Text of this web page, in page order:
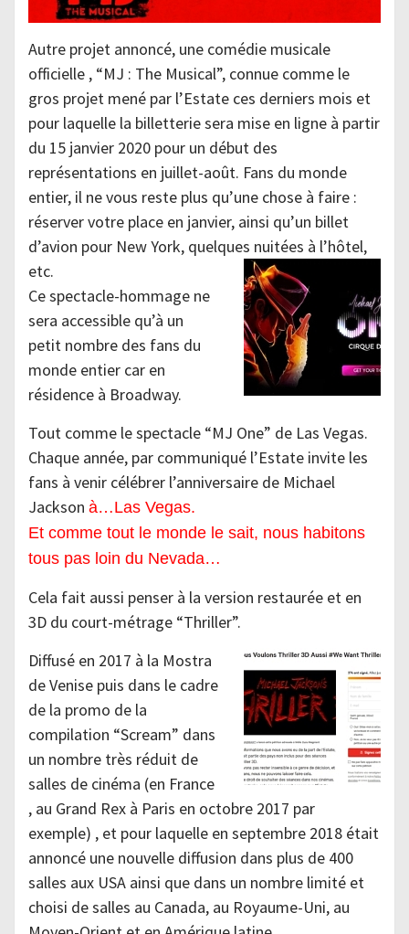
Autre projet annoncé, une comédie musicale
officielle , “MJ : The Musical”, connue comme le
gros projet mené par l’Estate ces derniers mois et
pour laquelle la billetterie sera mise en ligne à partir
du 15 janvier 2020 pour un début des
représentations en juillet-août. Fans du monde
entier, il ne vous reste plus qu’une chose à faire :
réserver votre place en janvier, ainsi qu’un billet
d’avion pour New York, quelques nuitées à l’hôtel,
etc.
Ce spectacle-hommage ne
sera accessible qu’à un
petit nombre des fans du
monde entier car en
résidence à Broadway.
Tout comme le spectacle “MJ One” de Las Vegas.
Chaque année, par communiqué l’Estate invite les
fans à venir célébrer l’anniversaire de Michael
Jackson à…Las Vegas.
Et comme tout le monde le sait, nous habitons
tous pas loin du Nevada…
Cela fait aussi penser à la version restaurée et en
3D du court-métrage “Thriller”.
Diffusé en 2017 à la Mostra
de Venise puis dans le cadre
de la promo de la
compilation “Scream” dans
un nombre très réduit de
salles de cinéma (en France
, au Grand Rex à Paris en octobre 2017 par
exemple) , et pour laquelle en septembre 2018 était
annoncé une nouvelle diffusion dans plus de 400
salles aux USA ainsi que dans un nombre limité et
choisi de salles au Canada, au Royaume-Uni, au